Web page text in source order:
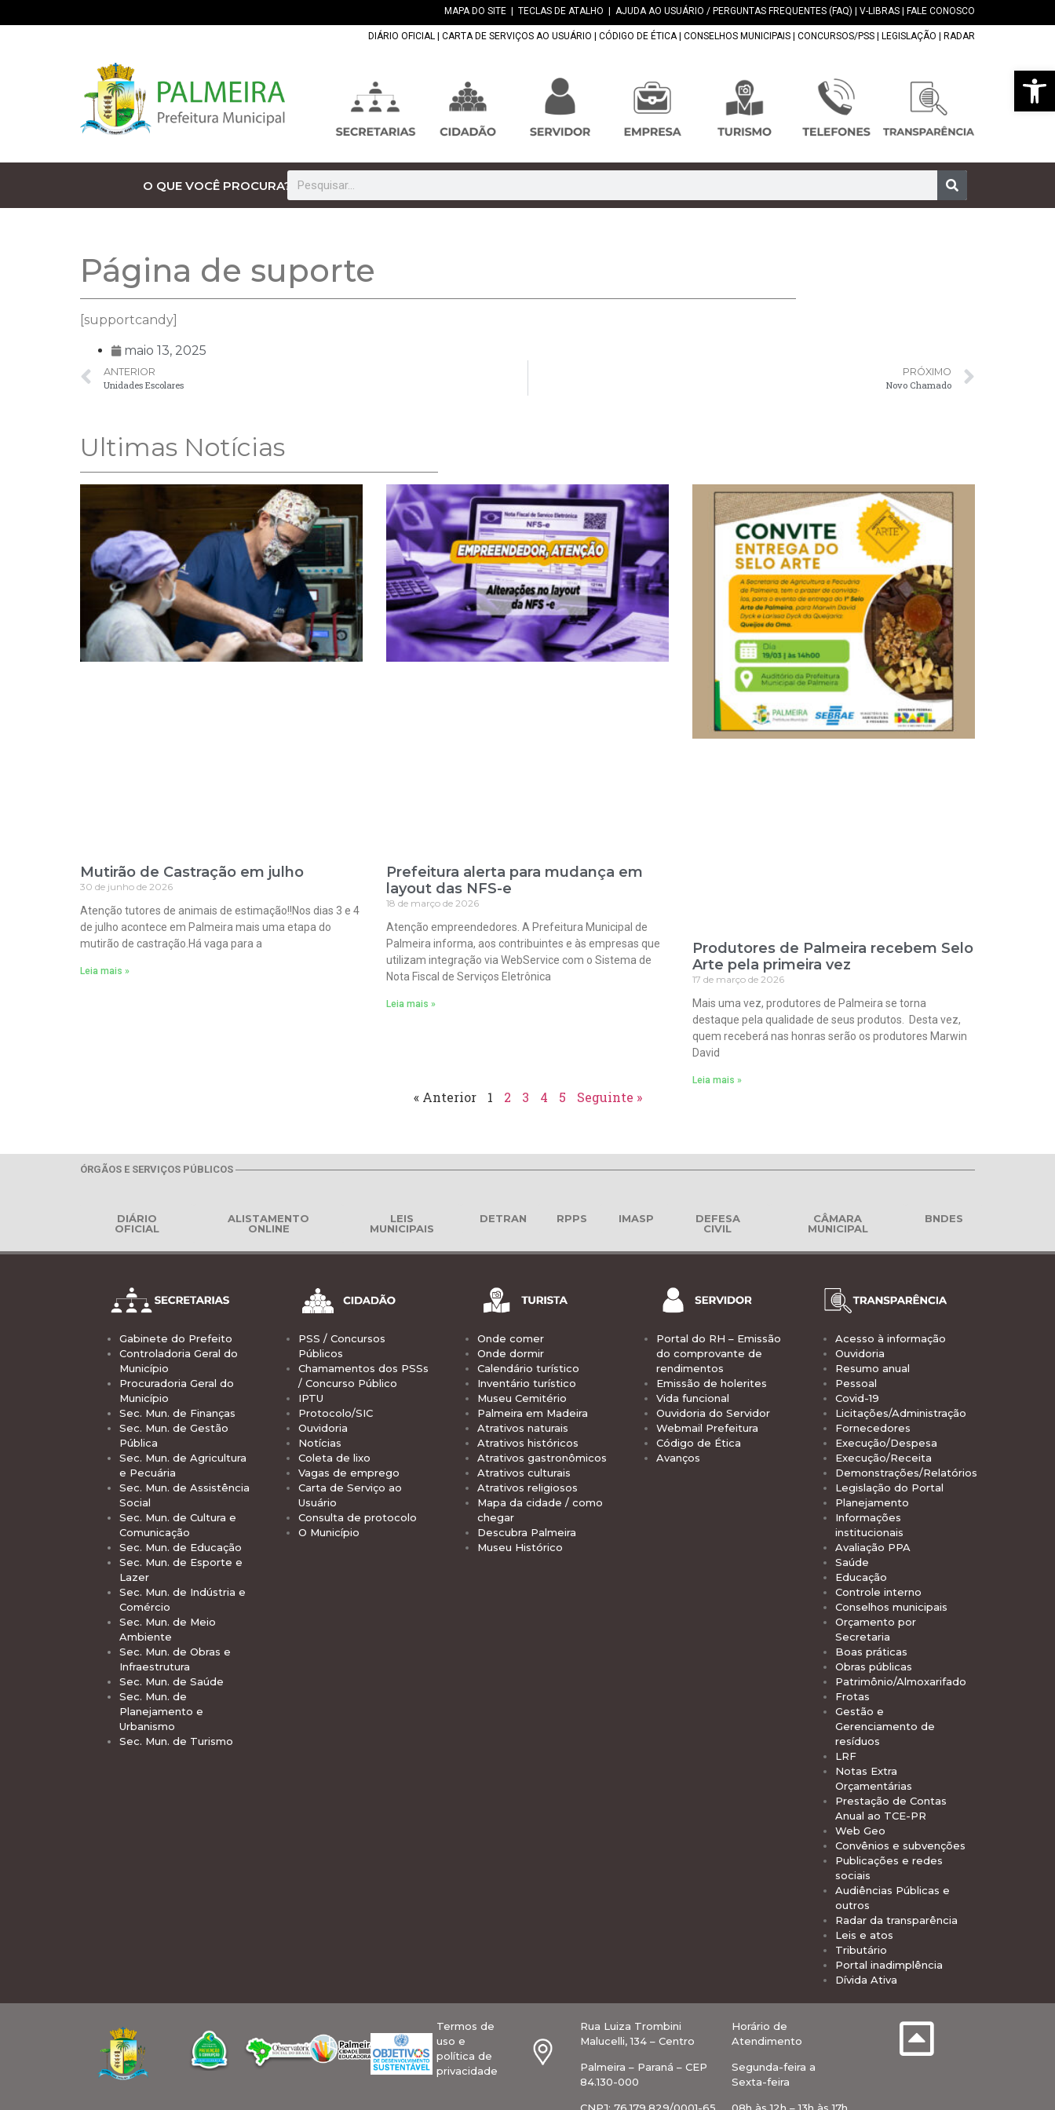
Abrir
MAPA DO SITE TECLAS DE ATALHO AJUDA AO USUÁRIO / PERGUNTAS FREQUENTES (FAQ) V-LIBRAS FALE CONOSCO
DIÁRIO OFICIAL CARTA DE SERVIÇOS AO USUÁRIO CÓDIGO DE ÉTICA| CONSELHOS MUNICIPAIS CONCURSOS/PSS LEGISLAÇÃO RADAR
O QUE VOCÊ PROCURA?
Página de suporte
[supportcandy]
maio 13, 2025
ANTERIOR
Unidades Escolares
PRÓXIMO
Novo Chamado
Ultimas Notícias
Mutirão de Castração em julho
30 de junho de 2026
Atenção tutores de animais de estimação!!Nos dias 3 e 4
de julho acontece em Palmeira mais uma etapa do
mutirão de castração.Há vaga para a
Leia mais »
Prefeitura alerta para mudança em
layout das NFS-e
18 de março de 2026
Atenção empreendedores. A Prefeitura Municipal de
Palmeira informa, aos contribuintes e às empresas que
utilizam integração via WebService com o Sistema de
Nota Fiscal de Serviços Eletrônica
Leia mais »
Produtores de Palmeira recebem Selo
Arte pela primeira vez
17 de março de 2026
Mais uma vez, produtores de Palmeira se torna
destaque pela qualidade de seus produtos. Desta vez,
quem receberá nas honras serão os produtores Marwin
David
Leia mais »
« Anterior 1 2 3 4 5 Seguinte »
ÓRGÃOS E SERVIÇOS PÚBLICOS
DIÁRIO
OFICIAL
ALISTAMENTO
ONLINE
LEIS
MUNICIPAIS
DETRAN RPPS IMASP
DEFESA
CIVIL
CÂMARA
MUNICIPAL
BNDES
Gabinete do Prefeito
Controladoria Geral do
Município
Procuradoria Geral do
Município
Sec. Mun. de Finanças
Sec. Mun. de Gestão
Pública
Sec. Mun. de Agricultura
e Pecuária
Sec. Mun. de Assistência
Social
Sec. Mun. de Cultura e
Comunicação
Sec. Mun. de Educação
Sec. Mun. de Esporte e
Lazer
Sec. Mun. de Indústria e
Comércio
Sec. Mun. de Meio
Ambiente
Sec. Mun. de Obras e
Infraestrutura
Sec. Mun. de Saúde
Sec. Mun. de
Planejamento e
Urbanismo
Sec. Mun. de Turismo
PSS / Concursos
Públicos
Chamamentos dos PSSs
/ Concurso Público
IPTU
Protocolo/SIC
Ouvidoria
Notícias
Coleta de lixo
Vagas de emprego
Carta de Serviço ao
Usuário
Consulta de protocolo
O Município
Onde comer
Onde dormir
Calendário turístico
Inventário turístico
Museu Cemitério
Palmeira em Madeira
Atrativos naturais
Atrativos históricos
Atrativos gastronômicos
Atrativos culturais
Atrativos religiosos
Mapa da cidade / como
chegar
Descubra Palmeira
Museu Histórico
Portal do RH – Emissão
do comprovante de
rendimentos
Emissão de holerites
Vida funcional
Ouvidoria do Servidor
Webmail Prefeitura
Código de Ética
Avanços
Acesso à informação
Ouvidoria
Resumo anual
Pessoal
Covid-19
Licitações/Administração
Fornecedores
Execução/Despesa
Execução/Receita
Demonstrações/Relatórios
Legislação do Portal
Planejamento
Informações
institucionais
Avaliação PPA
Saúde
Educação
Controle interno
Conselhos municipais
Orçamento por
Secretaria
Boas práticas
Obras públicas
Patrimônio/Almoxarifado
Frotas
Gestão e
Gerenciamento de
resíduos
LRF
Notas Extra
Orçamentárias
Prestação de Contas
Anual ao TCE-PR
Web Geo
Convênios e subvenções
Publicações e redes
sociais
Audiências Públicas e
outros
Radar da transparência
Leis e atos
Tributário
Portal inadimplência
Dívida Ativa
Termos de
uso e
política de
privacidade
Rua Luiza Trombini
Malucelli, 134 – Centro
Palmeira – Paraná – CEP
84.130-000
Horário de
Atendimento
Segunda-feira a
Sexta-feira